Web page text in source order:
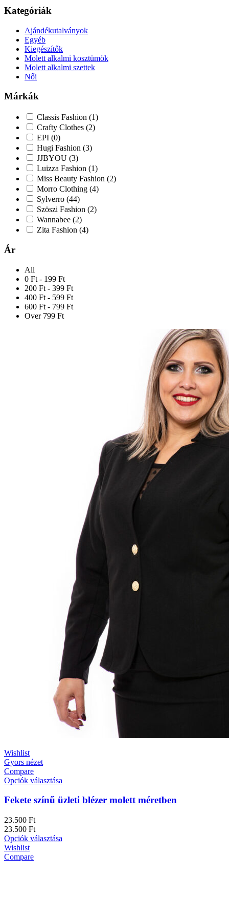
Kategóriák
Ajándékutalványok
Egyéb
Kiegészítők
Molett alkalmi kosztümök
Molett alkalmi szettek
Női
Márkák
Classis Fashion (1)
Crafty Clothes (2)
EPI (0)
Hugi Fashion (3)
JJBYOU (3)
Luizza Fashion (1)
Miss Beauty Fashion (2)
Morro Clothing (4)
Sylverro (44)
Szöszi Fashion (2)
Wannabee (2)
Zita Fashion (4)
Ár
All
0 Ft - 199 Ft
200 Ft - 399 Ft
400 Ft - 599 Ft
600 Ft - 799 Ft
Over 799 Ft
Wishlist
Gyors nézet
Compare
Opciók választása
Fekete színű üzleti blézer molett méretben
23.500 Ft
23.500 Ft
Opciók választása
Wishlist
Compare